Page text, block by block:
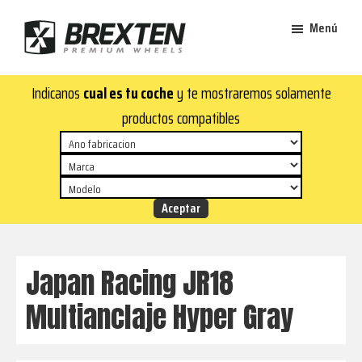
contenido
principal
de
página
Brexten
aluminio
premium
¡En
Brexten.com
encontrarás
aluminio
top!
estilo
para
Menú
Indicanos cual es tu cochey te mostraremos solamente
productos compatibles
Japan Racing JR18
Multianclaje Hyper Gray